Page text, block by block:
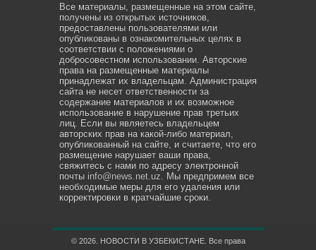
Все материалы, размещенные на этом сайте,
получены из открытых источников,
предоставлены пользователями или
опубликованы в ознакомительных целях в
соответствии с положениями о
добросовестном использовании. Авторские
права на размещенные материалы
принадлежат их владельцам. Администрация
сайта не несет ответственности за
содержание материалов и их возможное
использование в нарушение прав третьих
лиц. Если вы являетесь владельцем
авторских прав на какой-либо материал,
опубликованный на сайте, и считаете, что его
размещение нарушает ваши права,
свяжитесь с нами по адресу электронной
почты info@news.net.uz . Мы предпримем все
необходимые меры для его удаления или
корректировки в кратчайшие сроки.
© 2026. НОВОСТИ В УЗБЕКИСТАНЕ. Все права